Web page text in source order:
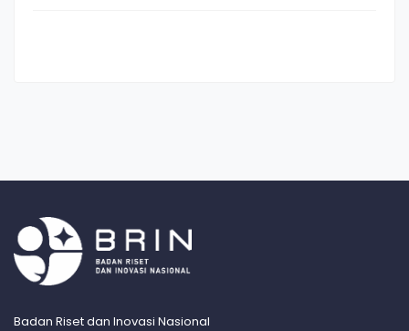
Badan Riset dan Inovasi Nasional